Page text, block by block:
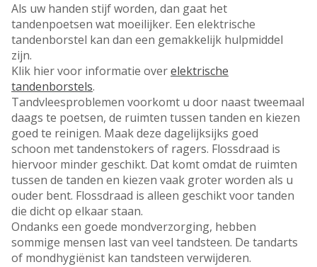
Als uw handen stijf worden, dan gaat het
tandenpoetsen wat moeilijker. Een elektrische
tandenborstel kan dan een gemakkelijk hulpmiddel
zijn.
Klik hier voor informatie overelektrische
tandenborstels.
Tandvleesproblemen voorkomt u door naast tweemaal
daags te poetsen, de ruimten tussen tanden en kiezen
goed te reinigen. Maak deze dagelijksijks goed
schoon met tandenstokers of ragers. Flossdraad is
hiervoor minder geschikt. Dat komt omdat de ruimten
tussen de tanden en kiezen vaak groter worden als u
ouder bent. Flossdraad is alleen geschikt voor tanden
die dicht op elkaar staan.
Ondanks een goede mondverzorging, hebben
sommige mensen last van veel tandsteen. De tandarts
of mondhygiënist kan tandsteen verwijderen.